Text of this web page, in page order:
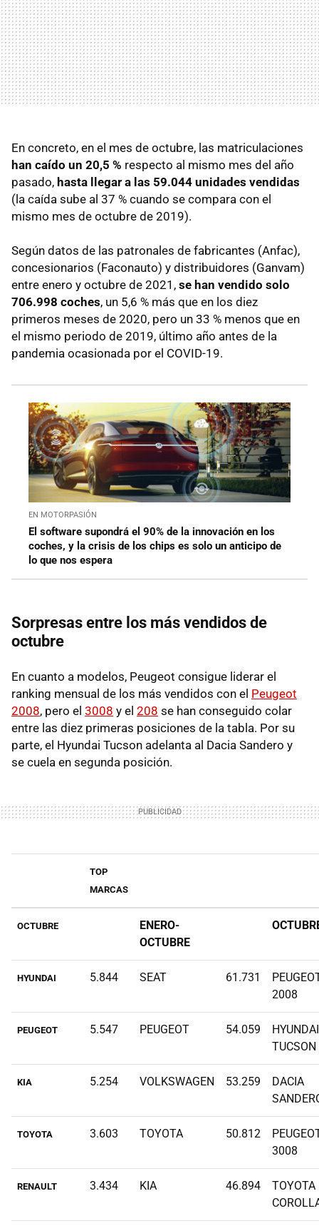
En concreto, en el mes de octubre, las matriculaciones
han caído un 20,5 % respecto al mismo mes del año
pasado, hasta llegar a las 59.044 unidades vendidas
(la caída sube al 37 % cuando se compara con el
mismo mes de octubre de 2019).
Según datos de las patronales de fabricantes (Anfac),
concesionarios (Faconauto) y distribuidores (Ganvam)
entre enero y octubre de 2021, se han vendido solo
706.998 coches, un 5,6 % más que en los diez
primeros meses de 2020, pero un 33 % menos que en
el mismo periodo de 2019, último año antes de la
pandemia ocasionada por el COVID-19.
EN MOTORPASIÓN
El software supondrá el 90% de la innovación en los
coches, y la crisis de los chips es solo un anticipo de
lo que nos espera
Sorpresas entre los más vendidos de
octubre
En cuanto a modelos, Peugeot consigue liderar el
ranking mensual de los más vendidos con el Peugeot
2008, pero el 3008 y el 208 se han conseguido colar
entre las diez primeras posiciones de la tabla. Por su
parte, el Hyundai Tucson adelanta al Dacia Sandero y
se cuela en segunda posición.
TOP
MARCAS
OCTUBRE
ENERO-
OCTUBRE
HYUNDAI 5.844 SEAT 61.731
2008
PEUGEOT 5.547 PEUGEOT 54.059
HYUNDAI
TUCSON
KIA 5.254 VOLKSWAGEN 53.259
DACIA
TOYOTA 3.603 TOYOTA 50.812
3008
RENAULT 3.434 KIA 46.894
TOYOTA